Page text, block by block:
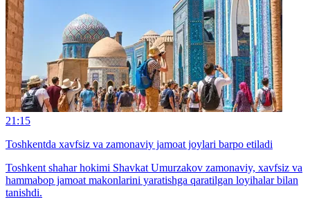
21:15
Toshkentda xavfsiz va zamonaviy jamoat joylari barpo etiladi
Toshkent shahar hokimi Shavkat Umurzakov zamonaviy, xavfsiz va
hammabop jamoat makonlarini yaratishga qaratilgan loyihalar bilan
tanishdi.